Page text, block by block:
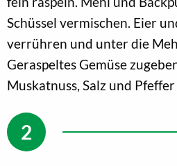
Schüssel vermischen. Eier
verrühren und unter die
Geraspeltes Gemüse
Muskatnuss, Salz und